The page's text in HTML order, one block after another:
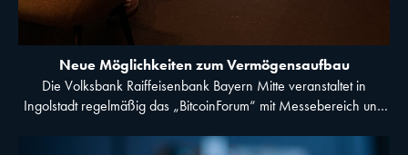
Neue Möglichkeiten zum Vermögensaufbau
Die Volksbank Raiffeisenbank Bayern Mitte veranstaltet in
Ingolstadt regelmäßig das „BitcoinForum“ mit Messebereich und
3.000 Besuchern war es 2025 die größte Bitcoin- Veranstaltung